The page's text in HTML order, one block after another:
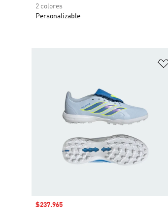
2 colores
Personalizable
Precio de venta
$237.965